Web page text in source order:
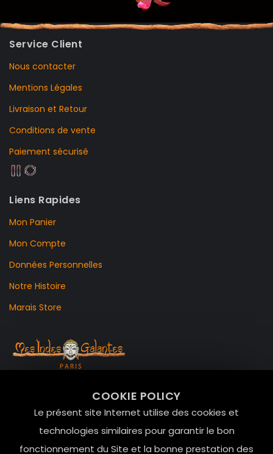
COOKIE POLICY
Le présent site Internet utilise des cookies et
technologies similaires pour garantir le bon
fonctionnement du Site et la bonne prestation des
Service Client
Nous contacter
Mentions Légales
Livraison et Retour
Conditions de vente
Paiement sécurisé
Liens Rapides
Mon Panier
Mon Compte
Données Personnelles
Notre Histoire
Marais Store
Le Marais, 75004 Paris
contact@mesindesgalantes.com
01.42.72.42.51